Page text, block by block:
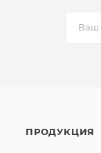
ПРОДУКЦИЯ